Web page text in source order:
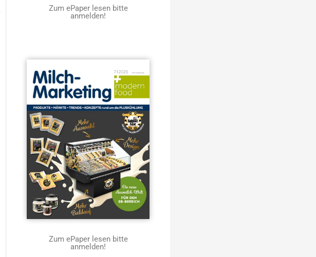
Zum ePaper lesen bitte
anmelden!
Zum ePaper lesen bitte
anmelden!